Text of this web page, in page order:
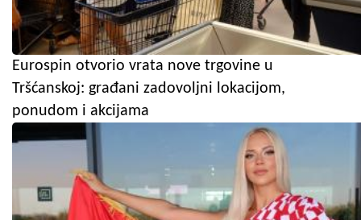
Eurospin otvorio vrata nove trgovine u
Tršćanskoj: građani zadovoljni lokacijom,
ponudom i akcijama